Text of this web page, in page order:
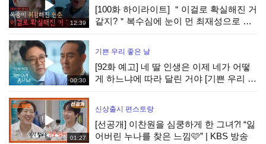
12:39
[100화 하이라이트] ＂이걸로 확실해진 거
같지?＂복수심에 눈이 먼 최재성으로 목
00:30
기쁜 우리 좋은 날
[92화 예고] 네 딸 인생은 이제 네가 어떻
게 하느냐에 따라 달린 거야 [기쁜 우리 좋
01:27
신상출시 편스토랑
[선공개] 이찬원을 심쿵하게 한 그녀?! “잃
어버린 누나를 찾은 느낌🩷” | KBS 방송